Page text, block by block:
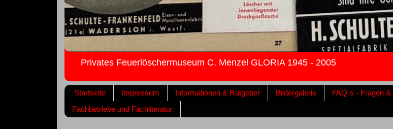
Privates Feuerlöschermuseum C. Menzel GLORIA 1945 - 2005
Startseite Impressum Informationen & Ratgeber Bildergalerie FAQ´s - Fragen
Fachbetriebe und Fachliteratur